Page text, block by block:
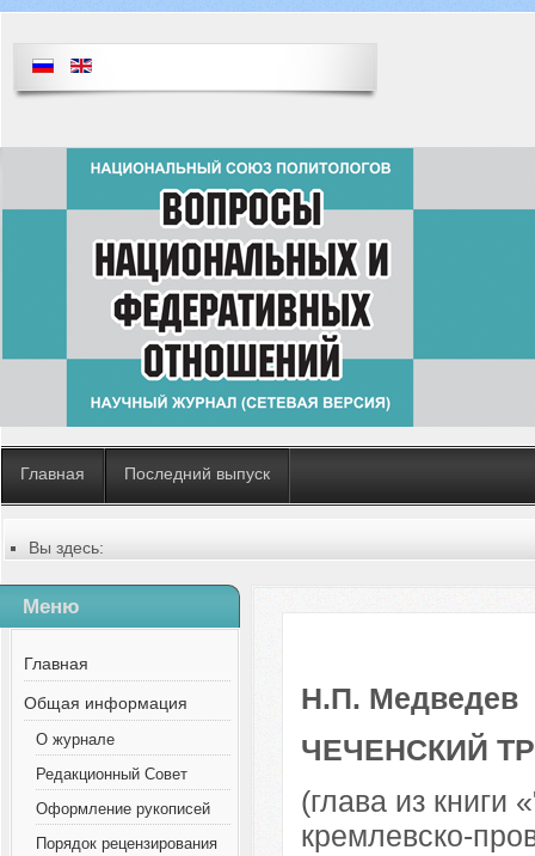
Главная Последний выпуск
Вы здесь:
Содержание выпусков
№ 2 (25), 2014
Русский
Выпуск 1, 2011
Меню
Главная
Общая информация
О журнале
Редакционный Совет
Оформление рукописей
Порядок рецензирования
Н.П. Медведев
ЧЕЧЕНСКИЙ
(глава из
кремлевско-